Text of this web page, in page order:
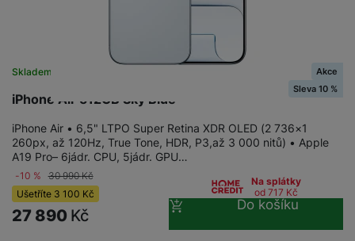
iPhone Air 512GB Sky Blue
Skladem
Akce
Sleva 10 %
iPhone Air • 6,5" LTPO Super Retina XDR OLED (2 736×1
260px, až 120Hz, True Tone, HDR, P3,až 3 000 nitů) • Apple
A19 Pro– 6jádr. CPU, 5jádr. GPU…
-10 % 30 990Kč
Ušetříte 3 100 Kč
27 890 Kč
Na splátky
od 717 Kč
Do košíku